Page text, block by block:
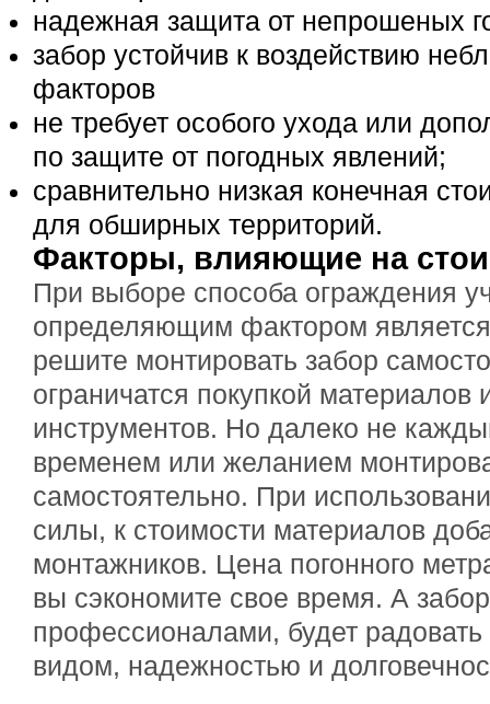
надежная защита от непрошеных
забор устойчив к воздействию
факторов
не требует особого ухода или
по защите от погодных явлений;
сравнительно низкая конечная
для обширных территорий.
Факторы, влияющие на
При выборе способа ограждения
определяющим фактором
решите монтировать забор
ограничатся покупкой
инструментов. Но далеко не
временем или желанием
самостоятельно. При
силы, к стоимости материалов
монтажников. Цена погонного
вы сэкономите свое время. А
профессионалами, будет
видом, надежностью и